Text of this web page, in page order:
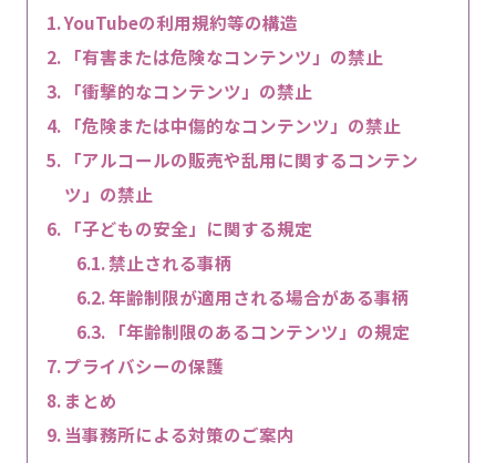
YouTubeの利用規約等の構造
「有害または危険なコンテンツ」の禁止
「衝撃的なコンテンツ」の禁止
「危険または中傷的なコンテンツ」の禁止
「アルコールの販売や乱用に関するコンテン
ツ」の禁止
「子どもの安全」に関する規定
禁止される事柄
年齢制限が適用される場合がある事柄
「年齢制限のあるコンテンツ」の規定
プライバシーの保護
まとめ
当事務所による対策のご案内